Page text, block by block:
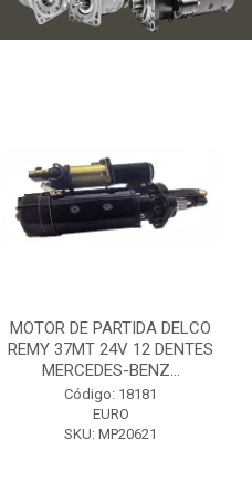
MOTOR DE PARTIDA DELCO
REMY 37MT 24V 12 DENTES
MERCEDES-BENZ...
Código: 18181
EURO
SKU: MP20621